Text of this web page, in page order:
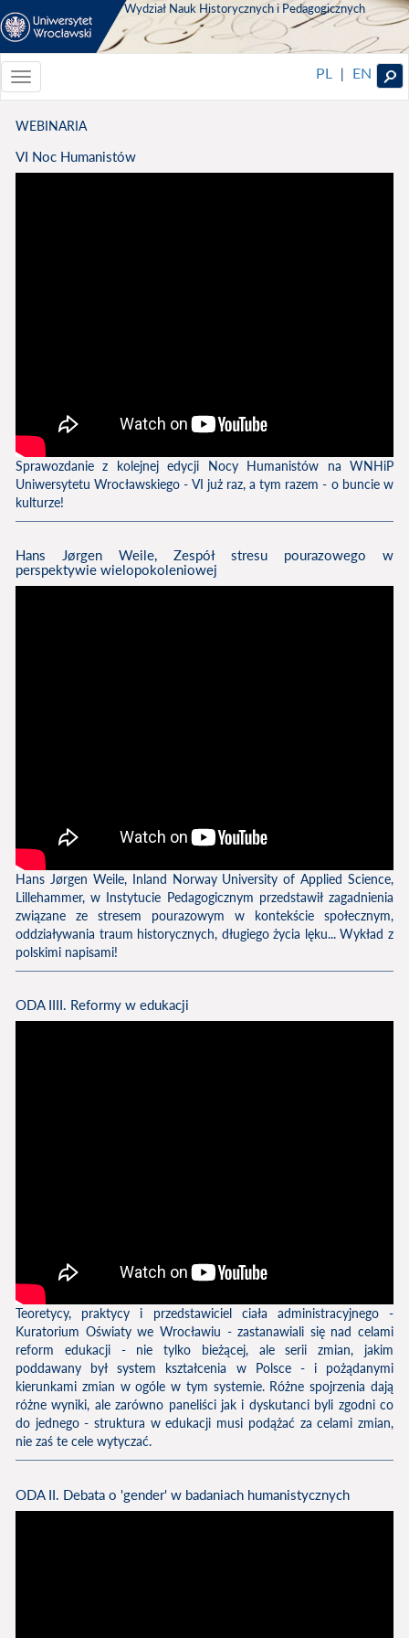
Wydział Nauk Historycznych i Pedagogicznych
Toggle
navigationToggle
PL | EN
WEBINARIA
VI Noc Humanistów
Sprawozdanie z kolejnej edycji Nocy Humanistów na WNHiP
Uniwersytetu Wrocławskiego - VI już raz, a tym razem - o buncie w
kulturze!
Hans Jørgen Weile, Zespół stresu pourazowego w
perspektywie wielopokoleniowej
Hans Jørgen Weile, Inland Norway University of Applied Science,
Lillehammer, w Instytucie Pedagogicznym przedstawił zagadnienia
związane ze stresem pourazowym w kontekście społecznym,
oddziaływania traum historycznych, długiego życia lęku... Wykład z
polskimi napisami!
ODA IIII. Reformy w edukacji
Teoretycy, praktycy i przedstawiciel ciała administracyjnego -
Kuratorium Oświaty we Wrocławiu - zastanawiali się nad celami
reform edukacji - nie tylko bieżącej, ale serii zmian, jakim
poddawany był system kształcenia w Polsce - i pożądanymi
kierunkami zmian w ogóle w tym systemie. Różne spojrzenia dają
różne wyniki, ale zarówno paneliści jak i dyskutanci byli zgodni co
do jednego - struktura w edukacji musi podążać za celami zmian,
nie zaś te cele wytyczać.
ODA II. Debata o 'gender' w badaniach humanistycznych